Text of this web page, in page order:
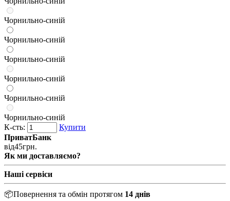
Чорнильно-синій
Чорнильно-синій
Чорнильно-синій
Чорнильно-синій
Чорнильно-синій
Чорнильно-синій
К-сть:
Купити
ПриватБанк
від45грн.
Як ми доставляємо?
Наші сервіси
📦Повернення та обмін протягом 14 днів